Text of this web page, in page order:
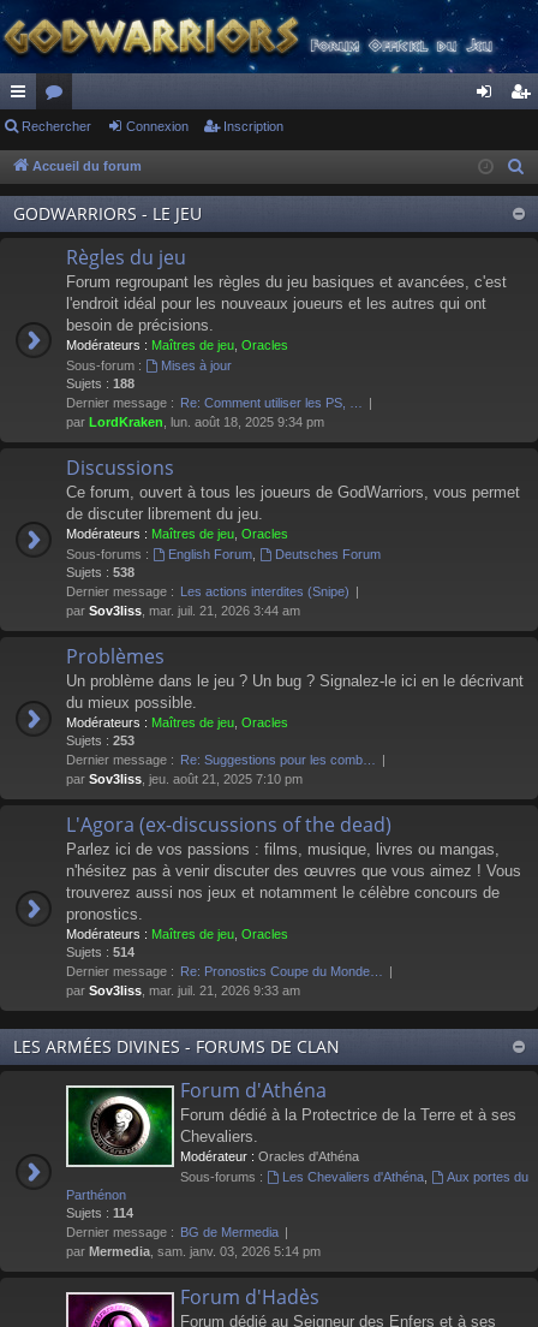
ac
co
ur
ci
or
u
m
s
ne
xi
on
cri
pti
on
Rechercher Connexion Inscription
Accueil du forum
GODWARRIORS - LE JEU
Règles du jeu
Forum regroupant les règles du jeu basiques et avancées, c'est
l'endroit idéal pour les nouveaux joueurs et les autres qui ont
besoin de précisions.
Modérateurs : Maîtres de jeu Oracles
Sous-forum :
Mises à jour
Sujets : 188
Dernier message : Re: Comment utiliser les PS, …
par LordKraken , lun. août 18, 2025 9:34 pm
Discussions
Ce forum, ouvert à tous les joueurs de GodWarriors, vous permet
de discuter librement du jeu.
Modérateurs : Maîtres de jeu Oracles
Sous-forums :
English Forum,
Deutsches Forum
Sujets : 538
Dernier message : Les actions interdites (Snipe)
par Sov3liss , mar. juil. 21, 2026 3:44 am
Problèmes
Un problème dans le jeu ? Un bug ? Signalez-le ici en le décrivant
du mieux possible.
Modérateurs : Maîtres de jeu Oracles
Sujets : 253
Dernier message : Re: Suggestions pour les comb…
par Sov3liss , jeu. août 21, 2025 7:10 pm
L'Agora (ex-discussions of the dead)
Parlez ici de vos passions : films, musique, livres ou mangas,
n'hésitez pas à venir discuter des œuvres que vous aimez ! Vous
trouverez aussi nos jeux et notamment le célèbre concours de
pronostics.
Modérateurs : Maîtres de jeu Oracles
Sujets : 514
Dernier message : Re: Pronostics Coupe du Monde…
par Sov3liss , mar. juil. 21, 2026 9:33 am
LES ARMÉES DIVINES - FORUMS DE CLAN
Forum d'Athéna
Forum dédié à la Protectrice de la Terre et à ses
Chevaliers.
Modérateur : Oracles d'Athéna
Sous-forums :
Les Chevaliers d'Athéna,
Aux portes du
Parthénon
Sujets : 114
Dernier message : BG de Mermedia
par Mermedia , sam. janv. 03, 2026 5:14 pm
Forum d'Hadès
Forum dédié au Seigneur des Enfers et à ses